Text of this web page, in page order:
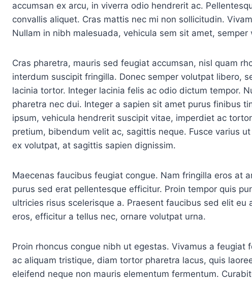
accumsan ex arcu, in viverra odio hendrerit ac.
convallis aliquet. Cras mattis nec mi non sollicitudin.
Nullam in nibh malesuada, vehicula sem sit amet, semper
Cras pharetra, mauris sed feugiat accumsan, nisl quam
interdum suscipit fringilla. Donec semper volutpat libero,
lacinia tortor. Integer lacinia felis ac odio dictum tempor.
pharetra nec dui. Integer a sapien sit amet purus finibus
ipsum, vehicula hendrerit suscipit vitae, imperdiet ac
pretium, bibendum velit ac, sagittis neque. Fusce varius
ex volutpat, at sagittis sapien dignissim.
Maecenas faucibus feugiat congue. Nam fringilla eros at
purus sed erat pellentesque efficitur. Proin tempor quis
ultricies risus scelerisque a. Praesent faucibus sed elit eu
eros, efficitur a tellus nec, ornare volutpat urna.
Proin rhoncus congue nibh ut egestas. Vivamus a feugiat
ac aliquam tristique, diam tortor pharetra lacus, quis
eleifend neque non mauris elementum fermentum.